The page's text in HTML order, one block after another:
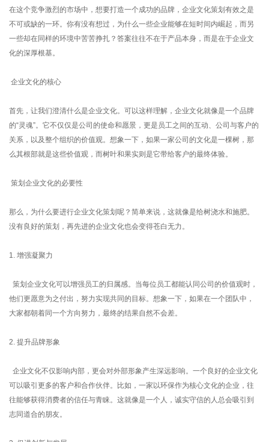
在这个竞争激烈的市场中，想要打造一个成功的品牌，企业文化策划有效之是
不可或缺的一环。你有没有想过，为什么一些企业能够在短时间内崛起，而另
一些却在同样的环境中苦苦挣扎？答案往往不在于产品本身，而是在于企业文
化的深厚根基。
企业文化的核心
首先，让我们澄清什么是企业文化。可以这样理解，企业文化就像是一个品牌
的“灵魂”。它不仅仅是公司的使命和愿景，更是员工之间的互动、公司与客户的
关系，以及整个组织的价值观。想象一下，如果一家公司的文化是一棵树，那
么其根部就是这些价值观，而树叶和果实则是它带给客户的最终体验。
策划企业文化的必要性
那么，为什么要进行企业文化策划呢？简单来说，这就像是给树浇水和施肥。
没有良好的策划，再先进的企业文化也会变得苍白无力。
1. 增强凝聚力
策划企业文化可以增强员工的归属感。当每位员工都能认同公司的价值观时，
他们更愿意为之付出，努力实现共同的目标。想象一下，如果在一个团队中，
大家都朝着同一个方向努力，最终的结果自然不会差。
2. 提升品牌形象
企业文化不仅影响内部，更会对外部形象产生深远影响。一个良好的企业文化
可以吸引更多的客户和合作伙伴。比如，一家以环保作为核心文化的企业，往
往能够获得消费者的信任与青睐。这就像是一个人，诚实守信的人总会吸引到
志同道合的朋友。